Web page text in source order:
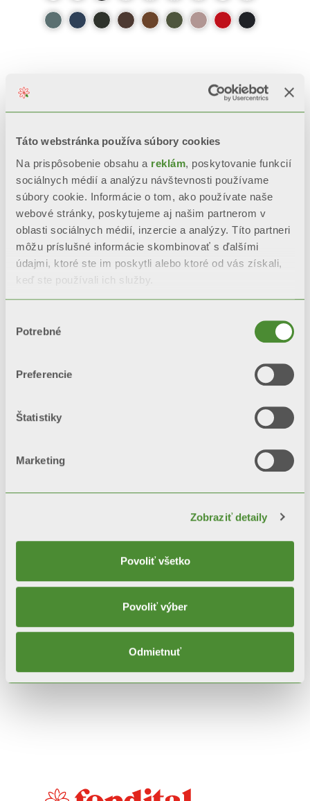
Táto webstránka používa súbory cookies
Na prispôsobenie obsahu a reklám, poskytovanie funkcií
sociálnych médií a analýzu návštevnosti používame
súbory cookie. Informácie o tom, ako používate naše
webové stránky, poskytujeme aj našim partnerom v
oblasti sociálnych médií, inzercie a analýzy. Títo partneri
môžu príslušné informácie skombinovať s ďalšími
údajmi, ktoré ste im poskytli alebo ktoré od vás získali,
keď ste používali ich služby.
súhlasu
Potrebné
Preferencie
Štatistiky
Marketing
Zobraziť detaily
Povoliť všetko
Povoliť výber
Odmietnuť
100% MADE IN ITALY
Kompletná antikorózna úprava
Aleternum, sériovo
Elevata resistenza alla corrosione
Nepodlieha zmenám vďaka
dvojitému náteru: anaforéza a
Technické dáta
Dokumentácia